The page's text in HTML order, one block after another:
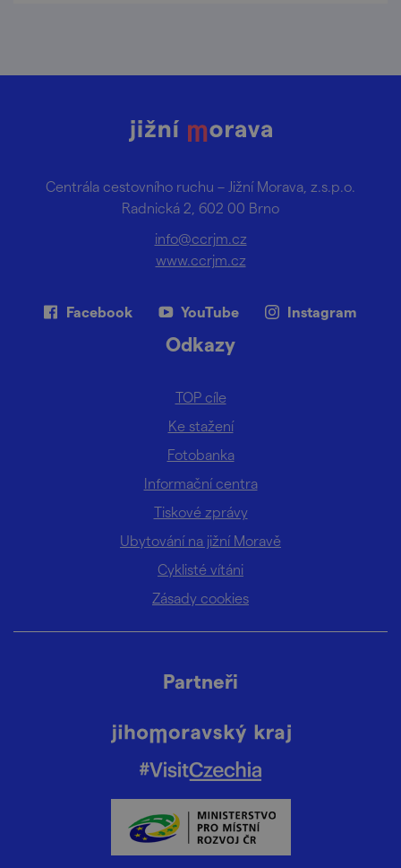
Centrála cestovního ruchu – Jižní Morava, z.s.p.o.
Radnická 2, 602 00 Brno
info@ccrjm.cz
www.ccrjm.cz
Facebook YouTube Instagram
Odkazy
TOP cíle
Ke stažení
Fotobanka
Informační centra
Tiskové zprávy
Ubytování na jižní Moravě
Cyklisté vítáni
Zásady cookies
Partneři